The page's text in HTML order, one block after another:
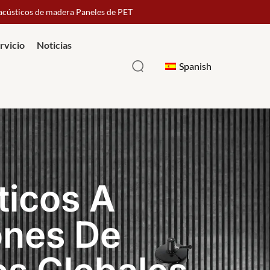
de madera Paneles de PET
Noticias
Spanish
A
De
Interna
Una Calidad
En